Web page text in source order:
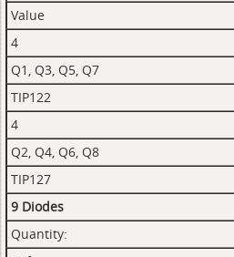
Value
4
Q1, Q3, Q5, Q7
TIP122
4
Q2, Q4, Q6, Q8
TIP127
9 Diodes
Quantity: